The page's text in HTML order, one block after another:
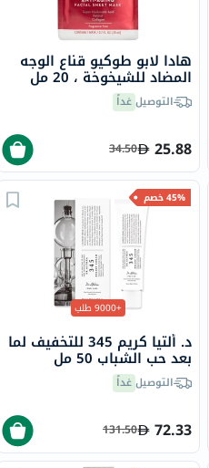
هادا لابو طوكيو قناع الوجه
المضاد للشيخوخة ، 20 مل
التوصيلغداً
25.88
34.50
45% خصم
+9000 طلب
د. ألتيا كريم 345 للتخفيف لما
بعد حب الشباب 50 مل
التوصيلغداً
72.33
131.50